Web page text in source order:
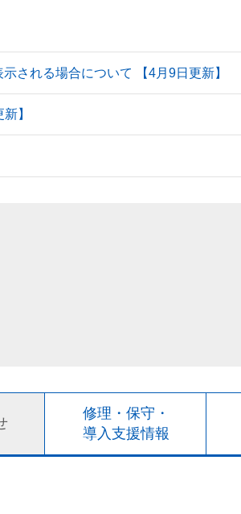
される場合について 【4月9日更新】
】
修理・保守・
導入支援情報